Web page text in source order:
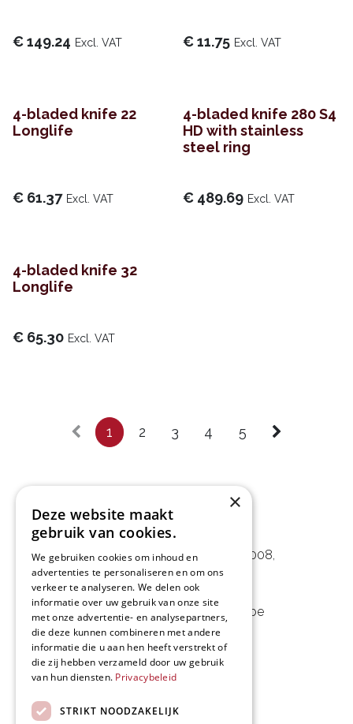
€149.24 Excl. VAT €11.75 Excl. VAT
4-bladed knife 22
Longlife
€ 61.37 Excl. VAT
4-bladed knife 280 S4
HD with stainless
steel ring
€ 489.69 Excl. VAT
4-bladed knife 32
Longlife
€ 65.30 Excl. VAT
1 2 3 4 5
L&D Foodpartner BV
Noorwegenstraat 29D, Haven 8008,
9940 Evergem, BE
09 253 49 57 -
mail@delmo.be
BE 0768.656.308
Follow us
×
Deze website maakt
gebruik van cookies.
We gebruiken cookies om inhoud en
advertenties te personaliseren en om ons
verkeer te analyseren. We delen ook
informatie over uw gebruik van onze site
met onze advertentie- en analysepartners,
die deze kunnen combineren met andere
informatie die u aan hen heeft verstrekt of
die zij hebben verzameld door uw gebruik
van hun diensten. Privacybeleid
STRIKT NOODZAKELIJK